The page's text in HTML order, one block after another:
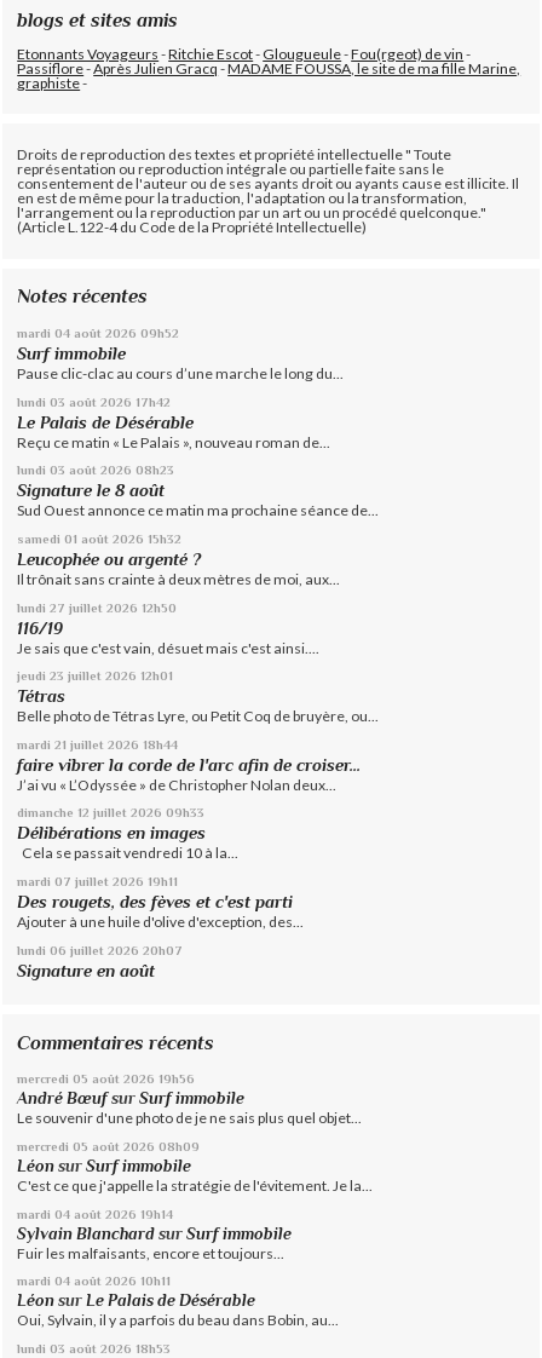
blogs et sites amis
Etonnants Voyageurs -Ritchie Escot-Glougueule-Fou(rgeot) de vin -
Passiflore-Après Julien Gracq-MADAME FOUSSA, le site de ma fille Marine,
graphiste-
Droits de reproduction des textes et propriété intellectuelle " Toute
représentation ou reproduction intégrale ou partielle faite sans le
consentement de l'auteur ou de ses ayants droit ou ayants cause est illicite. Il
en est de même pour la traduction, l'adaptation ou la transformation,
l'arrangement ou la reproduction par un art ou un procédé quelconque."
(Article L.122-4 du Code de la Propriété Intellectuelle)
Notes récentes
mardi 04 août 2026 09h52
Surf immobile
Pause clic-clac au cours d’une marche le long du...
lundi 03 août 2026 17h42
Le Palais de Désérable
Reçu ce matin « Le Palais », nouveau roman de...
lundi 03 août 2026 08h23
Signature le 8 août
Sud Ouest annonce ce matin ma prochaine séance de...
samedi 01 août 2026 15h32
Leucophée ou argenté ?
Il trônait sans crainte à deux mètres de moi, aux...
lundi 27 juillet 2026 12h50
116/19
Je sais que c'est vain, désuet mais c'est ainsi....
jeudi 23 juillet 2026 12h01
Tétras
Belle photo de Tétras Lyre, ou Petit Coq de bruyère, ou...
mardi 21 juillet 2026 18h44
faire vibrer la corde de l'arc afin de croiser...
J’ai vu « L’Odyssée » de Christopher Nolan deux...
dimanche 12 juillet 2026 09h33
Délibérations en images
Cela se passait vendredi 10 à la...
mardi 07 juillet 2026 19h11
Des rougets, des fèves et c'est parti
Ajouter à une huile d'olive d'exception, des...
lundi 06 juillet 2026 20h07
Signature en août
Commentaires récents
mercredi 05 août 2026 19h56
André BœufsurSurf immobile
Le souvenir d'une photo de je ne sais plus quel objet...
mercredi 05 août 2026 08h09
Léon surSurf immobile
C'est ce que j'appelle la stratégie de l'évitement. Je la...
mardi 04 août 2026 19h14
Sylvain Blanchard surSurf immobile
Fuir les malfaisants, encore et toujours...
mardi 04 août 2026 10h11
Léon surLe Palais de Désérable
Oui, Sylvain, il y a parfois du beau dans Bobin, au...
lundi 03 août 2026 18h53